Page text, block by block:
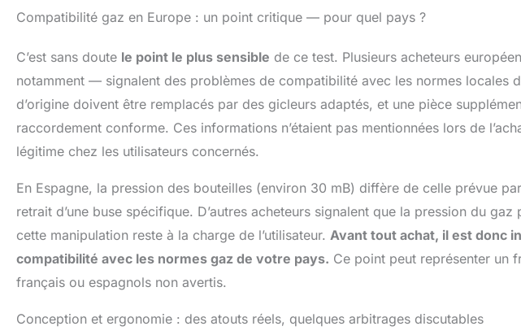
Compatibilité gaz en Europe : un point critique — pour quel pays ?
C’est sans doute le point le plus sensible de ce test. Plusieurs acheteurs
notamment — signalent des problèmes de compatibilité avec les normes locales
d’origine doivent être remplacés par des gicleurs adaptés, et une pièce
raccordement conforme. Ces informations n’étaient pas mentionnées lors de
légitime chez les utilisateurs concernés.
En Espagne, la pression des bouteilles (environ 30 mB) diffère de celle prévue
retrait d’une buse spécifique. D’autres acheteurs signalent que la pression du
cette manipulation reste à la charge de l’utilisateur. Avant tout achat, il est donc
compatibilité avec les normes gaz de votre pays. Ce point peut représenter un
français ou espagnols non avertis.
Conception et ergonomie : des atouts réels, quelques arbitrages discutables